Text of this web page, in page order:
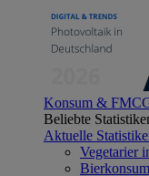
Konsum &
Beliebte
Aktuelle
Vegetarier